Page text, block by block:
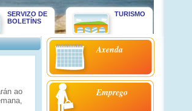
SERVIZO DE
BOLETÍNS
TURISMO
ao
Axenda
Emprego